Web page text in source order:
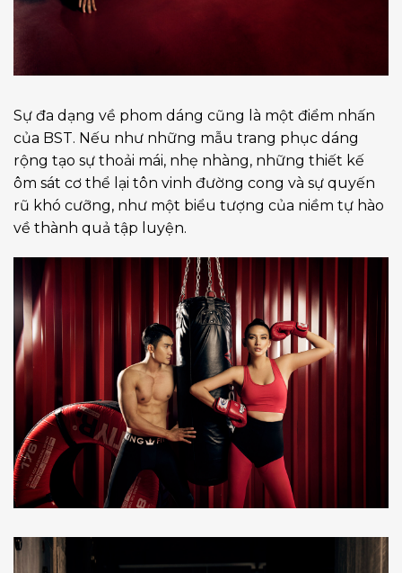
Sự đa dạng về phom dáng cũng là một điểm nhấn
của BST. Nếu như những mẫu trang phục dáng
rộng tạo sự thoải mái, nhẹ nhàng, những thiết kế
ôm sát cơ thể lại tôn vinh đường cong và sự quyến
rũ khó cưỡng, như một biểu tượng của niềm tự hào
về thành quả tập luyện.